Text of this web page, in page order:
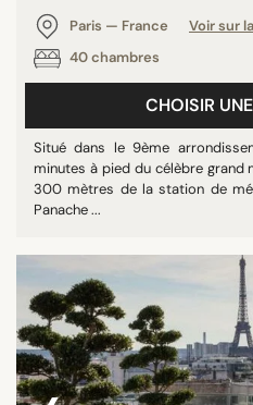
Paris — France
Voir sur
40 chambres
CHOISIR
Situé dans le 9ème
minutes à pied du célèbre grand
300 mètres de la station de
Panache ...